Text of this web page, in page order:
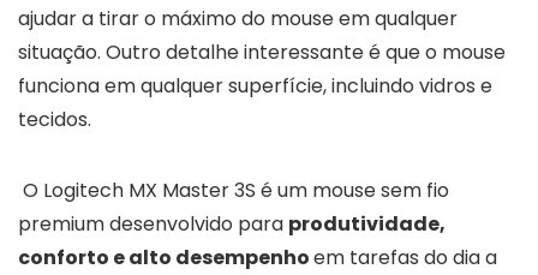
ajudar a tirar o máximo do mouse em qualquer
situação. Outro detalhe interessante é que o mouse
funciona em qualquer superfície, incluindo vidros e
tecidos.
O Logitech MX Master 3S é um mouse sem fio
premium desenvolvido para produtividade,
conforto e alto desempenhoem tarefas do dia a